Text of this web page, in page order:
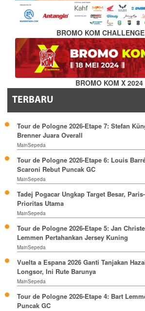
BROMO KOM
BROMO KOM X 2024
TERBARU
Tour de Pologne 2026-Etape 7: Stefan
Brenner Juara Overall
MainSepeda
Tour de Pologne 2026-Etape 6: Louis
Scaroni Rebut Puncak GC
MainSepeda
Tadej Pogacar Ungkap Target Besar,
Prioritas Utama
MainSepeda
Tour de Pologne 2026-Etape 5: Jan
Lemmen Pertahankan Jersey Kuning
MainSepeda
Vuelta a Espana 2026 Ganti Tanjakan
Longsor, Ini Rute Barunya
MainSepeda
Tour de Pologne 2026-Etape 4: Bart
Puncak GC